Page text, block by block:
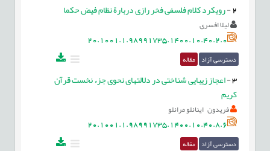
2
-رویکرد کلام فلسفی فخر رازی دربارة نظام فیض حکما
لیلا افسری
20.1001.1.98991735.1400.10.40.2.0
دسترسی آزاد مقاله
3
-اعجاز زیبایی شناختی در دلالتهای نحوی جزء نخست قرآن
کریم
فریدون اینانلو مرانلو
20.1001.1.98991735.1400.10.40.8.6
دسترسی آزاد مقاله